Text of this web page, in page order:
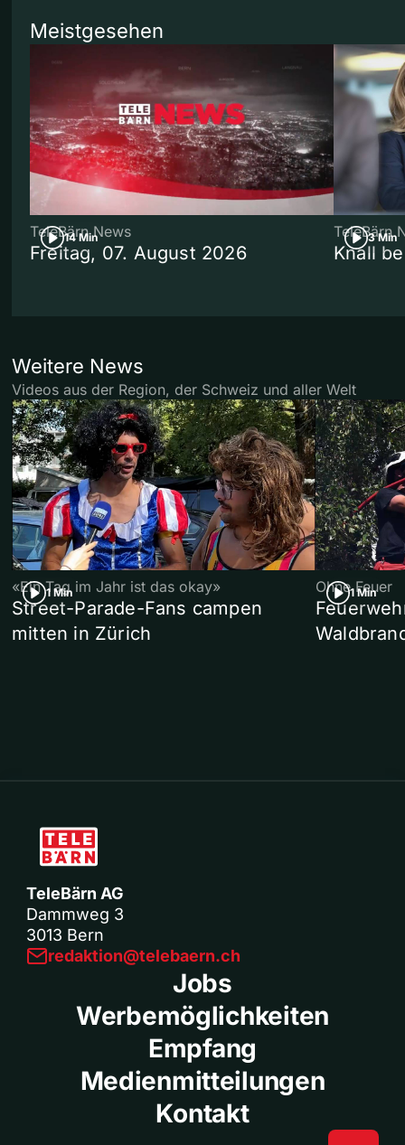
Meistgesehen
14 Min
TeleBärn News
Freitag, 07. August 2026
3 Min
TeleBärn
Knall
Weitere News
Videos aus der Region, der Schweiz und aller Welt
1 Min
«Ein Tag im Jahr ist das okay»
Street-Parade-Fans campen
mitten in Zürich
1 Min
Ohne Feuer
TeleBärn AG
Dammweg 3
3013 Bern
redaktion@telebaern.ch
Jobs
Werbemöglichkeiten
Empfang
Medienmitteilungen
Kontakt